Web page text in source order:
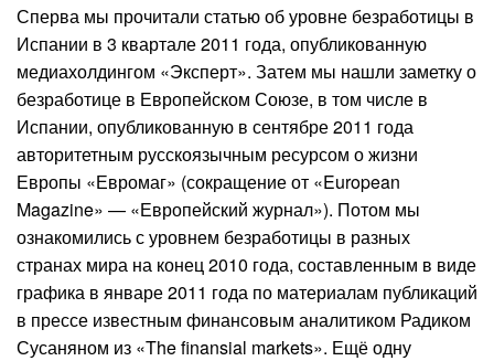
Сперва мы прочитали статью об уровне безработицы в
Испании в 3 квартале 2011 года, опубликованную
медиахолдингом «Эксперт». Затем мы нашли заметку о
безработице в Европейском Союзе, в том числе в
Испании, опубликованную в сентябре 2011 года
авторитетным русскоязычным ресурсом о жизни
Европы «Евромаг» (сокращение от «European
Magazine» — «Европейский журнал»). Потом мы
ознакомились с уровнем безработицы в разных
странах мира на конец 2010 года, составленным в виде
графика в январе 2011 года по материалам публикаций
в прессе известным финансовым аналитиком Радиком
Сусаняном из «The finansial markets». Ещё одну